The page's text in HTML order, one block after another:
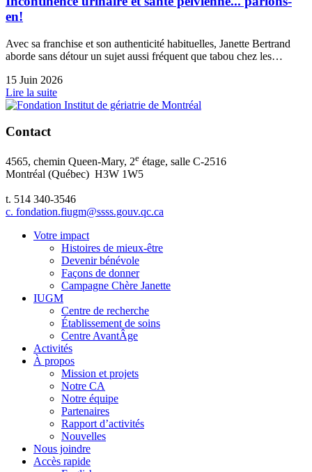
en!
Avec sa franchise et son authenticité habituelles, Janette Bertrand
aborde sans détour un sujet aussi fréquent que tabou chez les…
15 Juin 2026
Lire la suite
Contact
4565, chemin Queen-Mary, 2e étage, salle C-2516
Montréal (Québec) H3W 1W5
t. 514 340-3546
c. fondation.fiugm@ssss.gouv.qc.ca
Votre impact
Histoires de mieux-être
Devenir bénévole
Façons de donner
Campagne Chère Janette
IUGM
Centre de recherche
Établissement de soins
Centre AvantÂge
Activités
À propos
Mission et projets
Notre CA
Notre équipe
Partenaires
Rapport d’activités
Nouvelles
Nous joindre
Accès rapide